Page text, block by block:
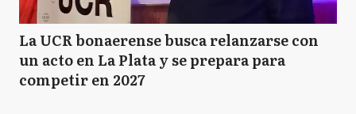
La UCR bonaerense busca relanzarse con
un acto en La Plata y se prepara para
competir en 2027